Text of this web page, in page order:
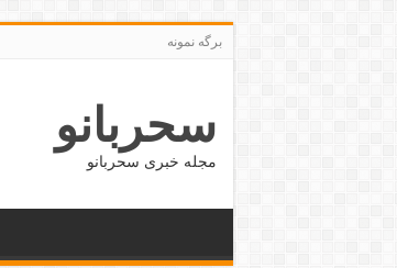
برگه نمونه
سحربانو
مجله خبری سحربانو